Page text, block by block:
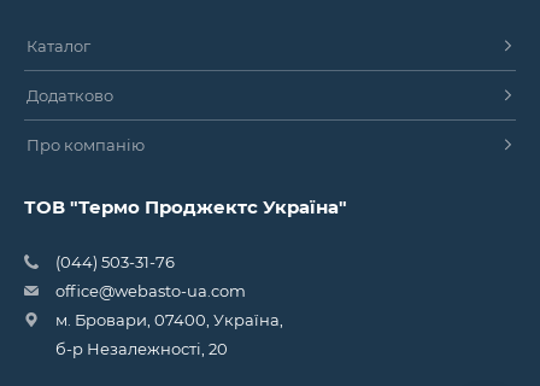
Каталог
Додатково
Про компанію
ТОВ "Термо Проджектс Україна"
(044) 503-31-76
office@webasto-ua.com
м. Бровари, 07400, Україна,
б-р Незалежності, 20